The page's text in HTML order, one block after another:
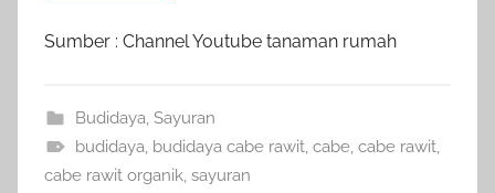
Sumber : Channel Youtube tanaman rumah
Budidaya, Sayuran
budidaya, budidaya cabe rawit, cabe, cabe rawit,
cabe rawit organik, sayuran